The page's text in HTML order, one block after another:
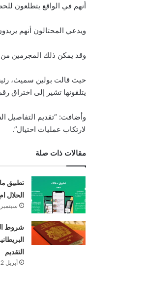
أنهم في الواقع يتطلعون
ويدعي المحتالون أنهم
وقد يمكن ذلك المجرمين من
حيث قالت بولين سميث،
يتلقونها تشير إلى اختراق
وأضافت: “تقديم التفاصيل
لارتكاب عمليات احتيال”.
مقالات ذات صلة
تطبيق
الحلال
سبتمبر 2, 2024
شروط
التقديم
أبريل 22, 2022